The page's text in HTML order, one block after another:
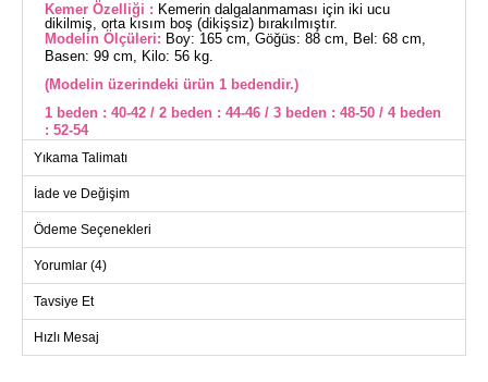
Kemer Özelliği : Kemerin dalgalanmaması için iki ucu
dikilmiş, orta kısım boş (dikişsiz) bırakılmıştır.
Modelin Ölçüleri: Boy: 165 cm, Göğüs: 88 cm, Bel: 68 cm,
Basen: 99 cm, Kilo: 56 kg.
(Modelin üzerindeki ürün 1 bedendir.)
1 beden : 40-42 / 2 beden : 44-46 / 3 beden : 48-50 / 4 beden
: 52-54
Zarafet ve konforu bir arada sunan Kemer Detaylı Modal
Elbise, dört mevsim rahatlıkla kullanılabilir. Hassas yapısıyla
30 derecede yıkanabilen bu elbise, modal kumaştan üretilmiştir
ve dik yaka tasarımına sahiptir. Ön kısmındaki düğmeler ile
kolayca kullanılabilir. Astarsız olan bu model, manşet lastikli
kol yapıları ve özel dikilmiş kemer detayı ile dikkat çeker.
Kemer, elbiseyle uyum sağlar ancak isteğe bağlı olarak
çıkarılabilir. Şıklık ve rahatlık arayanlar için ideal bir seçimdir.
ELBİSE BEDEN ÖLÇÜLERİ
1
100
142
Yıkama Talimatı
İade ve Değişim
Ödeme Seçenekleri
Yorumlar (4)
Tavsiye Et
Hızlı Mesaj